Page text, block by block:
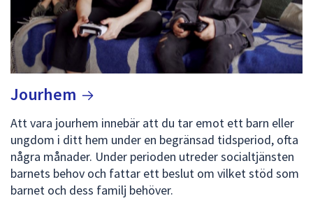
Jourhem
Att vara jourhem innebär att du tar emot ett barn eller
ungdom i ditt hem under en begränsad tidsperiod, ofta
några månader. Under perioden utreder socialtjänsten
barnets behov och fattar ett beslut om vilket stöd som
barnet och dess familj behöver.